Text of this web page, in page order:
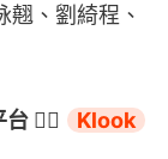
、劉綺程、
👉🏻 Klook